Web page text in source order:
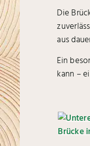
Die
aus
Ein
kann –